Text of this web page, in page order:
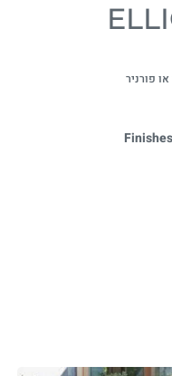
פורניר
Finishes